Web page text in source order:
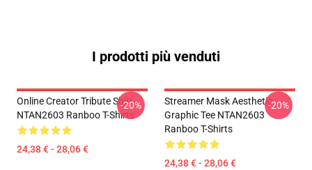
I prodotti più venduti
Online Creator Tribute Shirt
NTAN2603 Ranboo T-Shirts
24,38 € - 28,06 €
-20%
Streamer Mask Aesthetic
Graphic Tee NTAN2603
Ranboo T-Shirts
24,38 € - 28,06 €
-20%